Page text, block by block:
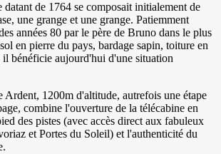
datant de 1764 se composait initialement de
une grange et une grange. Patiemment
années 80 par le père de Bruno dans le plus
en pierre du pays, bardage sapin, toiture en
bénéficie aujourd'hui d'une situation
Ardent, 1200m d'altitude, autrefois une étape
combine l'ouverture de la télécabine en
des pistes (avec accès direct aux fabuleux
et Portes du Soleil) et l'authenticité du